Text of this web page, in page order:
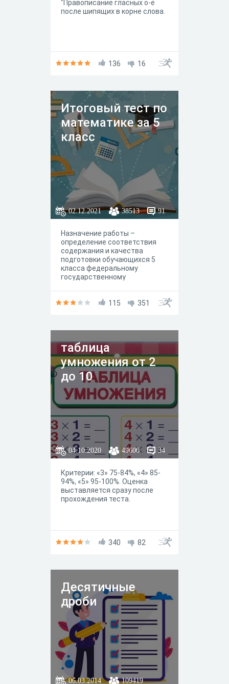
"Правописание гласных о-ё
после шипящих в корне слова.
136 16
Итоговый тест по
математике за 5
класс
02.12.2021 38513 91
Назначение работы –
определение соответствия
содержания и качества
подготовки обучающихся 5
класса федеральному
государственному
общей школы. 115 351
таблица
умножения от 2
до 10
04.10.2020 49600 34
Критерии: «3» 75-84%, «4» 85-
94%, «5» 95-100%. Оценка
выставляется сразу после
прохождения теста.
340 82
Десятичные
дроби
06.03.2014
109419